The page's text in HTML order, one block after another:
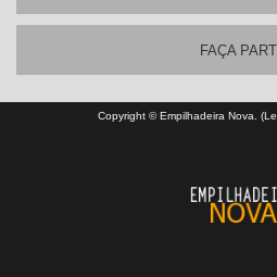
FAÇA
Copyright © Empilhadeira Nova.